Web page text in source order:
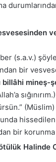
(s.a.v.)
bir
billâhi mineş-
hissedilen
bir
Halinde